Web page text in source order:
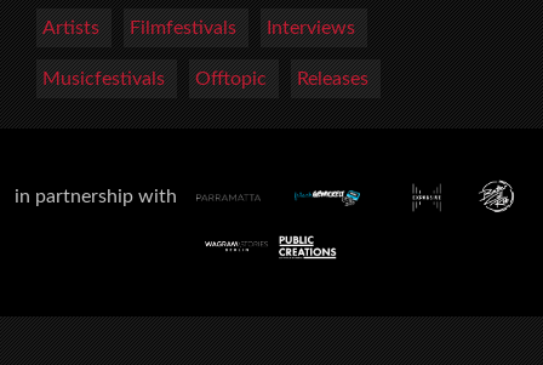
Artists Filmfestivals Interviews
Musicfestivals Offtopic Releases
in partnership with